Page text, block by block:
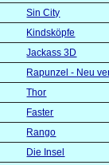
Sin City
Kindsköpfe
Jackass 3D
Rapunzel - Neu
Thor
Faster
Rango
Die Insel